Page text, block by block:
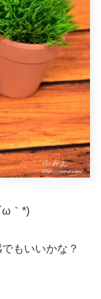
｀*)
もいいかな？